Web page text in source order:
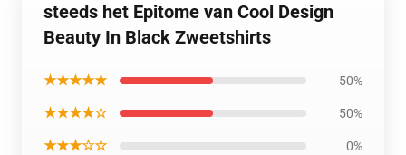
steeds het Epitome van Cool Design
Beauty In Black Zweetshirts
★★★★★ 50%
★★★★☆ 50%
★★★☆☆ 0%